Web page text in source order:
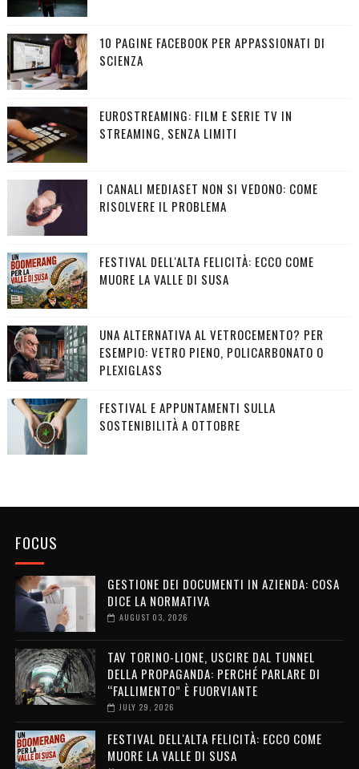
10 PAGINE FACEBOOK PER APPASSIONATI DI
SCIENZA
EUROSTREAMING: FILM E SERIE TV IN
STREAMING, SENZA LIMITI
I CANALI MEDIASET NON SI VEDONO: COME
RISOLVERE IL PROBLEMA
FESTIVAL DELL'ALTA FELICITÀ: ECCO COME
MUORE LA VALLE DI SUSA
UNA ALTERNATIVA AL VETROCEMENTO? PER
ESEMPIO: VETRO PIENO, POLICARBONATO O
PLEXIGLASS
FESTIVAL E APPUNTAMENTI SULLA
SOSTENIBILITÀ A OTTOBRE
FOCUS
GESTIONE DEI DOCUMENTI IN AZIENDA: COSA
DICE LA NORMATIVA
AUGUST 03, 2026
TAV TORINO-LIONE, USCIRE DAL TUNNEL
DELLA PROPAGANDA: PERCHÉ PARLARE DI
“FALLIMENTO” È FUORVIANTE
JULY 29, 2026
FESTIVAL DELL'ALTA FELICITÀ: ECCO COME
MUORE LA VALLE DI SUSA